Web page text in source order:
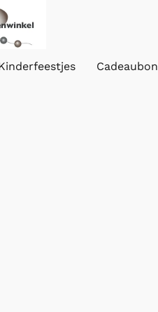
Cadeaubon